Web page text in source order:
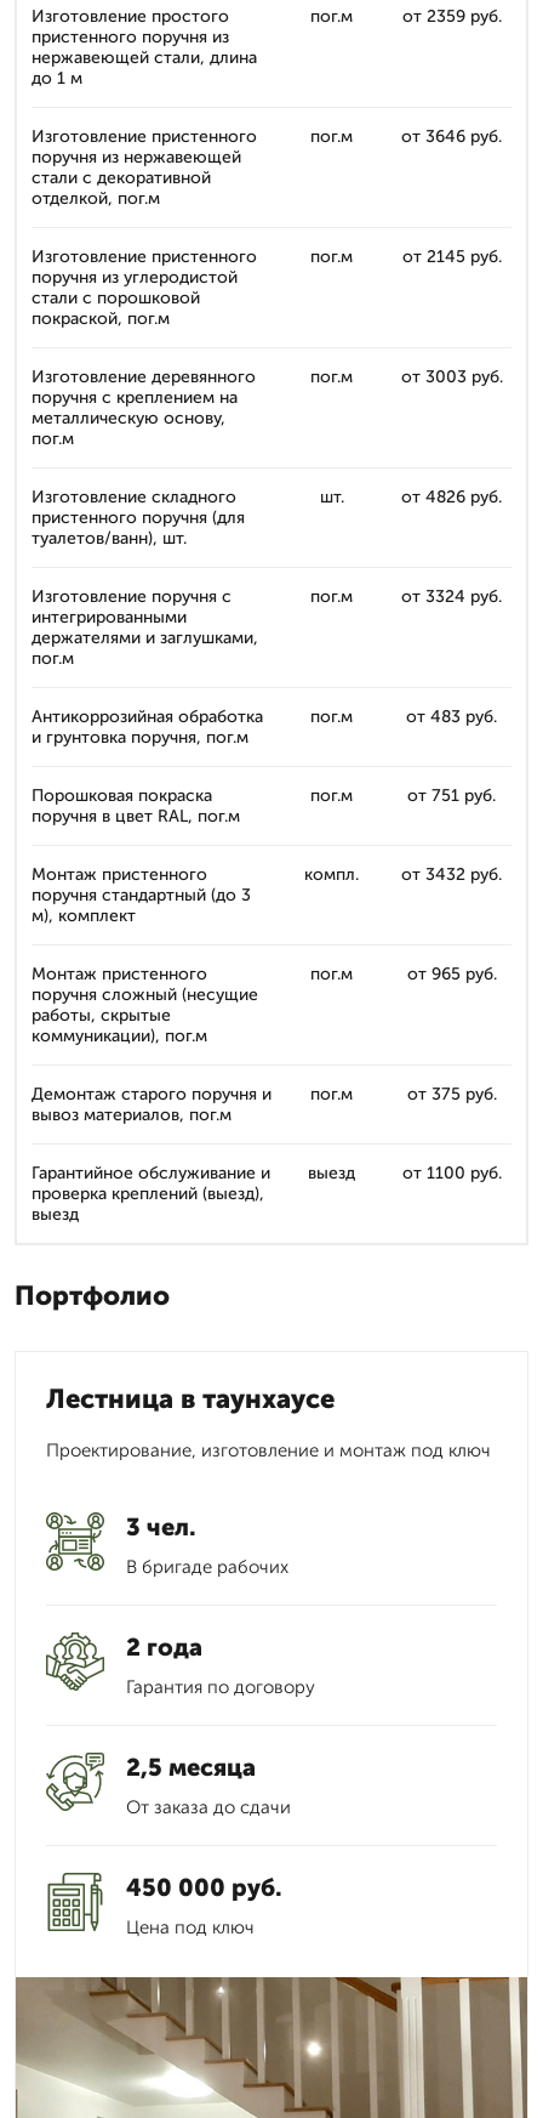
Изготовление простого
пристенного поручня из
нержавеющей стали, длина
до 1 м
пог.м от 2359 руб.
Изготовление пристенного
поручня из нержавеющей
стали с декоративной
отделкой, пог.м
пог.м от 3646 руб.
Изготовление пристенного
поручня из углеродистой
стали с порошковой
покраской, пог.м
пог.м от 2145 руб.
Изготовление деревянного
поручня с креплением на
металлическую основу,
пог.м
пог.м от 3003 руб.
Изготовление складного
пристенного поручня (для
туалетов/ванн), шт.
шт. от 4826 руб.
Изготовление поручня с
интегрированными
держателями и заглушками,
пог.м
пог.м от 3324 руб.
Антикоррозийная обработка
и грунтовка поручня, пог.м
пог.м от 483 руб.
Порошковая покраска
поручня в цвет RAL, пог.м
пог.м от 751 руб.
Монтаж пристенного
поручня стандартный (до 3
м), комплект
компл. от 3432 руб.
Монтаж пристенного
поручня сложный (несущие
работы, скрытые
коммуникации), пог.м
пог.м от 965 руб.
Демонтаж старого поручня и
вывоз материалов, пог.м
пог.м от 375 руб.
Гарантийное обслуживание и
проверка креплений (выезд),
выезд
выезд от 1100 руб.
Портфолио
Лестница в таунхаусе
Проектирование, изготовление и монтаж под ключ
3 чел.
В бригаде рабочих
2 года
Гарантия по договору
2,5 месяца
От заказа до сдачи
450 000 руб.
Цена под ключ